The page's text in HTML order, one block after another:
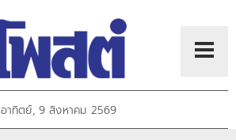
อาทิตย์, 9 สิงหาคม 2569